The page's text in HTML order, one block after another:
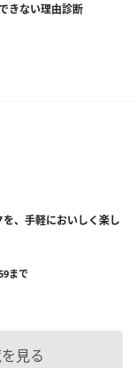
きない理由診断
、手軽においしく楽し
まで
見る